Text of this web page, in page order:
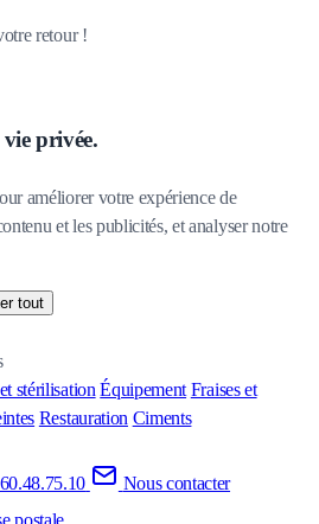
retour !
privée.
améliorer votre expérience de
et les publicités, et analyser notre
tout
stérilisation Équipement Fraises et
Restauration Ciments
Nous contacter
postale